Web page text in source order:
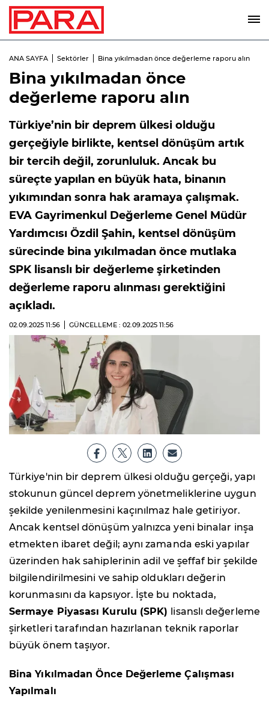
ANA SAYFA Sektörler Bina yıkılmadan önce değerleme raporu alın
Bina yıkılmadan önce
değerleme raporu alın
Türkiye’nin bir deprem ülkesi olduğu
gerçeğiyle birlikte, kentsel dönüşüm artık
bir tercih değil, zorunluluk. Ancak bu
süreçte yapılan en büyük hata, binanın
yıkımından sonra hak aramaya çalışmak.
EVA Gayrimenkul Değerleme Genel Müdür
Yardımcısı Özdil Şahin, kentsel dönüşüm
sürecinde bina yıkılmadan önce mutlaka
SPK lisanslı bir değerleme şirketinden
değerleme raporu alınması gerektiğini
açıkladı.
02.09.2025 11:56 GÜNCELLEME : 02.09.2025 11:56
Türkiye'nin bir deprem ülkesi olduğu gerçeği, yapı
stokunun güncel deprem yönetmeliklerine uygun
şekilde yenilenmesini kaçınılmaz hale getiriyor.
Ancak kentsel dönüşüm yalnızca yeni binalar inşa
etmekten ibaret değil; aynı zamanda eski yapılar
üzerinden hak sahiplerinin adil ve şeffaf bir şekilde
bilgilendirilmesini ve sahip oldukları değerin
korunmasını da kapsıyor. İşte bu noktada,
Sermaye Piyasası Kurulu (SPK) lisanslı değerleme
şirketleri tarafından hazırlanan teknik raporlar
büyük önem taşıyor.
Bina Yıkılmadan Önce Değerleme Çalışması
Yapılmalı